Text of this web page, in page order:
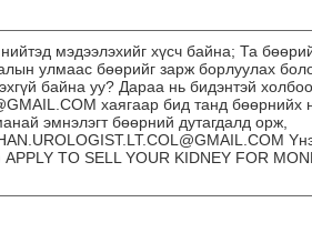
мэдээлэхийг хүсч байна; Та
улмаас бөөрийг зарж борлуулах
байна уу? Дараа нь бидэнтэй
хаягаар бид танд бөөрнийх
эмнэлэгт бөөрний дутагдалд орж,
TO SELL YOUR KIDNEY FOR